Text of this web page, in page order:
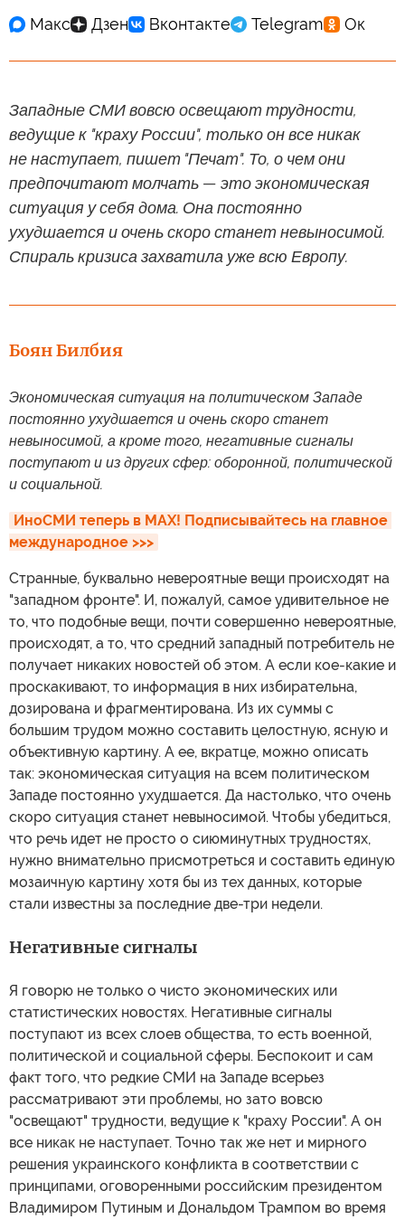
Западные СМИ вовсю освещают трудности,
ведущие к "краху России", только он все никак
не наступает, пишет "Печат". То, о чем они
предпочитают молчать — это экономическая
ситуация у себя дома. Она постоянно
ухудшается и очень скоро станет невыносимой.
Спираль кризиса захватила уже всю Европу.
Боян Билбия
Экономическая ситуация на политическом Западе
постоянно ухудшается и очень скоро станет
невыносимой, а кроме того, негативные сигналы
поступают и из других сфер: оборонной, политической
и социальной.
ИноСМИ теперь в MAX! Подписывайтесь на главное
международное >>>
Странные, буквально невероятные вещи происходят на
"западном фронте". И, пожалуй, самое удивительное не
то, что подобные вещи, почти совершенно невероятные,
происходят, а то, что средний западный потребитель не
получает никаких новостей об этом. А если кое-какие и
проскакивают, то информация в них избирательна,
дозирована и фрагментирована. Из их суммы с
большим трудом можно составить целостную, ясную и
объективную картину. А ее, вкратце, можно описать
так: экономическая ситуация на всем политическом
Западе постоянно ухудшается. Да настолько, что очень
скоро ситуация станет невыносимой. Чтобы убедиться,
что речь идет не просто о сиюминутных трудностях,
нужно внимательно присмотреться и составить единую
мозаичную картину хотя бы из тех данных, которые
стали известны за последние две-три недели.
Негативные сигналы
Я говорю не только о чисто экономических или
статистических новостях. Негативные сигналы
поступают из всех слоев общества, то есть военной,
политической и социальной сферы. Беспокоит и сам
факт того, что редкие СМИ на Западе всерьез
рассматривают эти проблемы, но зато вовсю
"освещают" трудности, ведущие к "краху России". А он
все никак не наступает. Точно так же нет и мирного
решения украинского конфликта в соответствии с
принципами, оговоренными российским президентом
Владимиром Путиным и Дональдом Трампом во время